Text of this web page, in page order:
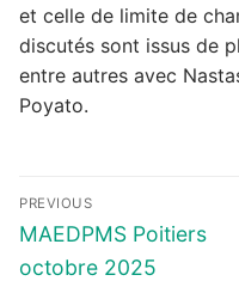
et celle de limite de
discutés sont issus de
entre autres avec
Poyato.
Navigation
de
l’article
PREVIOUS
Previous
post:
MAEDPMS Poitiers
octobre 2025